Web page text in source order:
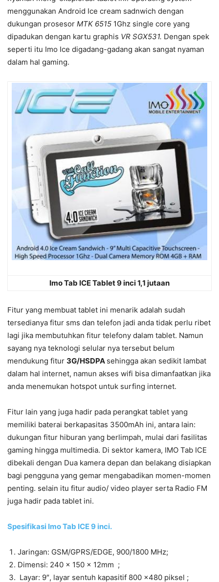
menggunakan Android Ice cream sadnwich dengan
dukungan prosesor MTK 6515 1Ghz single core yang
dipadukan dengan kartu graphis VR SGX531. Dengan spek
seperti itu Imo Ice digadang-gadang akan sangat nyaman
dalam hal gaming.
Imo Tab ICE Tablet 9 inci 1,1 jutaan
Fitur yang membuat tablet ini menarik adalah sudah
tersedianya fitur sms dan telefon jadi anda tidak perlu ribet
lagi jika membutuhkan fitur telefony dalam tablet. Namun
sayang nya teknologi selular nya tersebut belum
mendukung fitur 3G/HSDPA sehingga akan sedikit lambat
dalam hal internet, namun akses wifi bisa dimanfaatkan jika
anda menemukan hotspot untuk surfing internet.
Fitur lain yang juga hadir pada perangkat tablet yang
memiliki baterai berkapasitas 3500mAh ini, antara lain:
dukungan fitur hiburan yang berlimpah, mulai dari fasilitas
gaming hingga multimedia. Di sektor kamera, IMO Tab ICE
dibekali dengan Dua kamera depan dan belakang disiapkan
bagi pengguna yang gemar mengabadikan momen-momen
penting. selain itu fitur audio/ video player serta Radio FM
juga hadir pada tablet ini.
Spesifikasi Imo Tab ICE 9 inci.
Jaringan: GSM/GPRS/EDGE, 900/1800 MHz;
Dimensi: 240 x 150 x 12mm ;
Layar: 9″, layar sentuh kapasitif 800 x480 piksel ;